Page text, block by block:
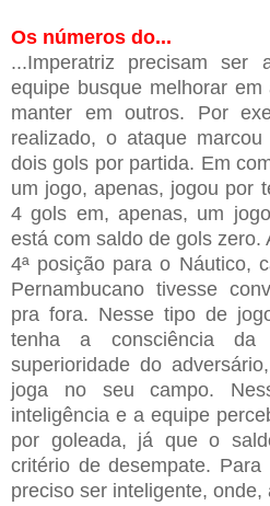
Os números do...
...Imperatriz precisam ser
equipe busque melhorar
manter em outros. Por
realizado, o ataque
dois gols por partida. Em
um jogo, apenas, jogou por
4 gols em, apenas, um
está com saldo de gols zero.
4ª posição para o Náutico,
Pernambucano tivesse
pra fora. Nesse tipo de
tenha a consciência
superioridade do
joga no seu campo.
inteligência e a equipe
por goleada, já que o
critério de desempate.
preciso ser inteligente,